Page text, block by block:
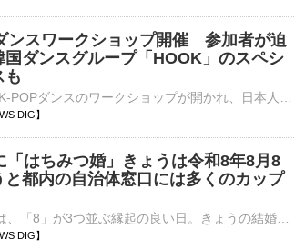
ンスワークショップ開催 参加者が迫
ダンスグループ「HOOK」のスペシ
も
DIG】
「はちみつ婚」きょうは令和8年8月8
都内の自治体窓口には多くのカップ
DIG】